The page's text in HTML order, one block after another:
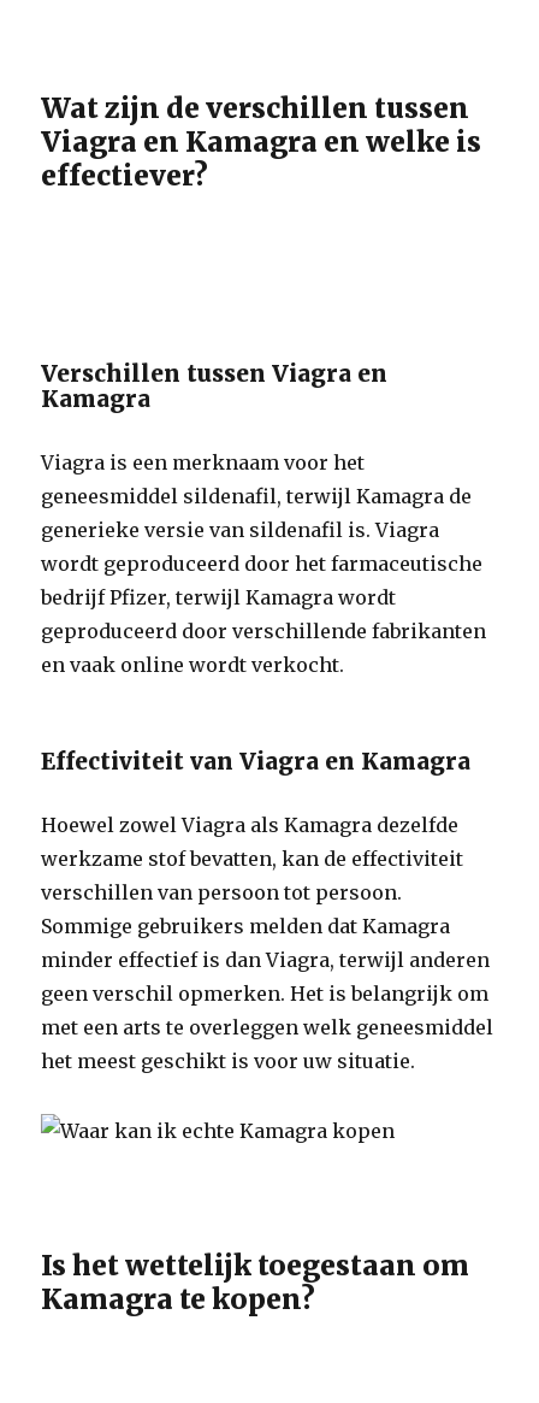
Wat zijn de verschillen tussen
Viagra en Kamagra en welke is
effectiever?
Verschillen tussen Viagra en
Kamagra
Viagra is een merknaam voor het
geneesmiddel sildenafil, terwijl Kamagra de
generieke versie van sildenafil is. Viagra
wordt geproduceerd door het farmaceutische
bedrijf Pfizer, terwijl Kamagra wordt
geproduceerd door verschillende fabrikanten
en vaak online wordt verkocht.
Effectiviteit van Viagra en Kamagra
Hoewel zowel Viagra als Kamagra dezelfde
werkzame stof bevatten, kan de effectiviteit
verschillen van persoon tot persoon.
Sommige gebruikers melden dat Kamagra
minder effectief is dan Viagra, terwijl anderen
geen verschil opmerken. Het is belangrijk om
met een arts te overleggen welk geneesmiddel
het meest geschikt is voor uw situatie.
Is het wettelijk toegestaan om
Kamagra te kopen?